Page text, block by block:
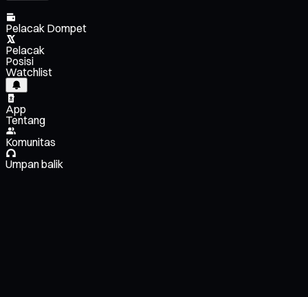
Pelacak Dompet
Pelacak
Posisi
Watchlist
App
Tentang
Komunitas
Umpan balik